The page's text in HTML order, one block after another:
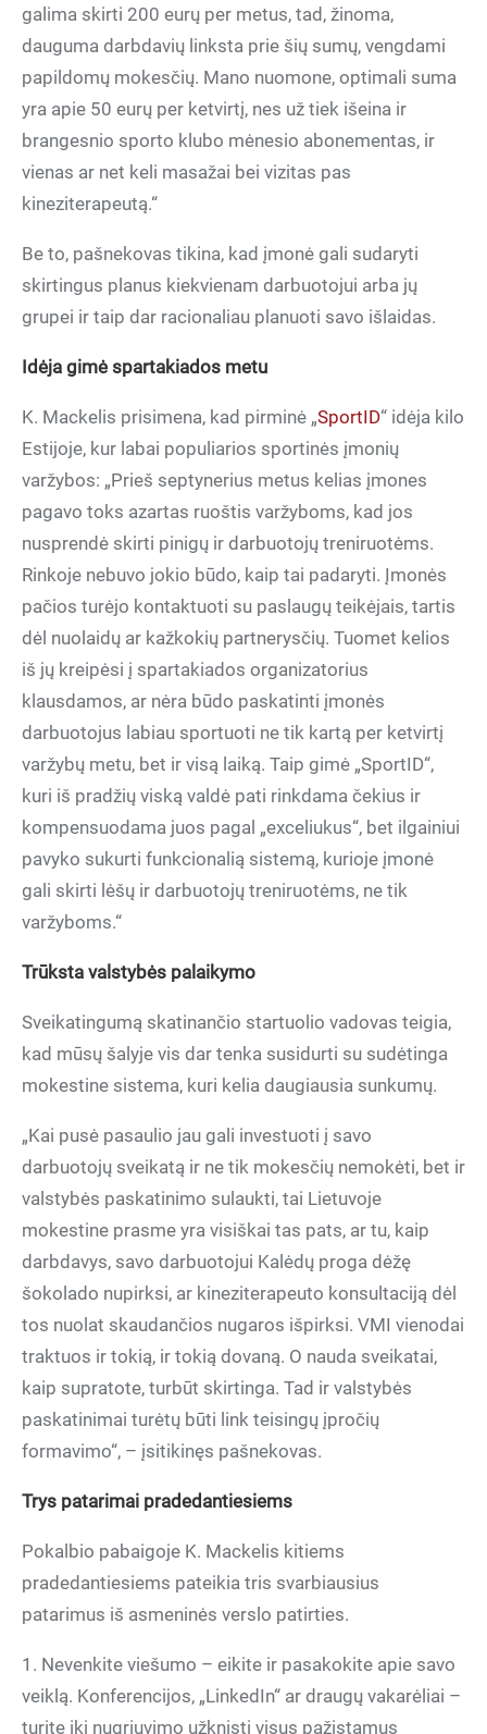
galima skirti 200 eurų per metus, tad, žinoma,
dauguma darbdavių linksta prie šių sumų, vengdami
papildomų mokesčių. Mano nuomone, optimali suma
yra apie 50 eurų per ketvirtį, nes už tiek išeina ir
brangesnio sporto klubo mėnesio abonementas, ir
vienas ar net keli masažai bei vizitas pas
kineziterapeutą.“
Be to, pašnekovas tikina, kad įmonė gali sudaryti
skirtingus planus kiekvienam darbuotojui arba jų
grupei ir taip dar racionaliau planuoti savo išlaidas.
Idėja gimė spartakiados metu
K. Mackelis prisimena, kad pirminė „SportID“ idėja kilo
Estijoje, kur labai populiarios sportinės įmonių
varžybos: „Prieš septynerius metus kelias įmones
pagavo toks azartas ruoštis varžyboms, kad jos
nusprendė skirti pinigų ir darbuotojų treniruotėms.
Rinkoje nebuvo jokio būdo, kaip tai padaryti. Įmonės
pačios turėjo kontaktuoti su paslaugų teikėjais, tartis
dėl nuolaidų ar kažkokių partnerysčių. Tuomet kelios
iš jų kreipėsi į spartakiados organizatorius
klausdamos, ar nėra būdo paskatinti įmonės
darbuotojus labiau sportuoti ne tik kartą per ketvirtį
varžybų metu, bet ir visą laiką. Taip gimė „SportID“,
kuri iš pradžių viską valdė pati rinkdama čekius ir
kompensuodama juos pagal „exceliukus“, bet ilgainiui
pavyko sukurti funkcionalią sistemą, kurioje įmonė
gali skirti lėšų ir darbuotojų treniruotėms, ne tik
varžyboms.“
Trūksta valstybės palaikymo
Sveikatingumą skatinančio startuolio vadovas teigia,
kad mūsų šalyje vis dar tenka susidurti su sudėtinga
mokestine sistema, kuri kelia daugiausia sunkumų.
„Kai pusė pasaulio jau gali investuoti į savo
darbuotojų sveikatą ir ne tik mokesčių nemokėti, bet ir
valstybės paskatinimo sulaukti, tai Lietuvoje
mokestine prasme yra visiškai tas pats, ar tu, kaip
darbdavys, savo darbuotojui Kalėdų proga dėžę
šokolado nupirksi, ar kineziterapeuto konsultaciją dėl
tos nuolat skaudančios nugaros išpirksi. VMI vienodai
traktuos ir tokią, ir tokią dovaną. O nauda sveikatai,
kaip supratote, turbūt skirtinga. Tad ir valstybės
paskatinimai turėtų būti link teisingų įpročių
formavimo“, – įsitikinęs pašnekovas.
Trys patarimai pradedantiesiems
Pokalbio pabaigoje K. Mackelis kitiems
pradedantiesiems pateikia tris svarbiausius
patarimus iš asmeninės verslo patirties.
1. Nevenkite viešumo – eikite ir pasakokite apie savo
veiklą. Konferencijos, „LinkedIn“ ar draugų vakarėliai –
turite iki nugriuvimo užknisti visus pažįstamus